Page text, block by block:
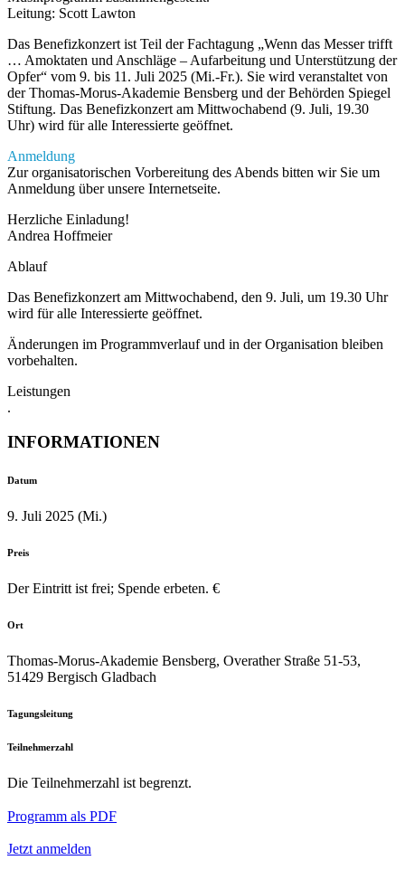
Leitung: Scott Lawton
Das Benefizkonzert ist Teil der Fachtagung „Wenn das Messer trifft
… Amoktaten und Anschläge – Aufarbeitung und Unterstützung der
Opfer“ vom 9. bis 11. Juli 2025 (Mi.-Fr.). Sie wird veranstaltet von
der Thomas-Morus-Akademie Bensberg und der Behörden Spiegel
Stiftung. Das Benefizkonzert am Mittwochabend (9. Juli, 19.30
Uhr) wird für alle Interessierte geöffnet.
Anmeldung
Zur organisatorischen Vorbereitung des Abends bitten wir Sie um
Anmeldung über unsere Internetseite.
Herzliche Einladung!
Andrea Hoffmeier
Ablauf
Das Benefizkonzert am Mittwochabend, den 9. Juli, um 19.30 Uhr
wird für alle Interessierte geöffnet.
Änderungen im Programmverlauf und in der Organisation bleiben
vorbehalten.
Leistungen
.
INFORMATIONEN
Datum
9. Juli 2025 (Mi.)
Preis
Der Eintritt ist frei; Spende erbeten. €
Ort
Thomas-Morus-Akademie Bensberg, Overather Straße 51-53,
51429 Bergisch Gladbach
Tagungsleitung
Teilnehmerzahl
Die Teilnehmerzahl ist begrenzt.
Programm als PDF
Jetzt anmelden